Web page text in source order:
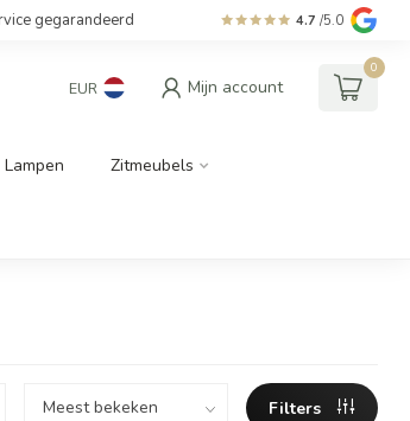
gegarandeerd 4.7 /5.0
EUR Mijn account
0
Lampen Zitmeubels
Filters